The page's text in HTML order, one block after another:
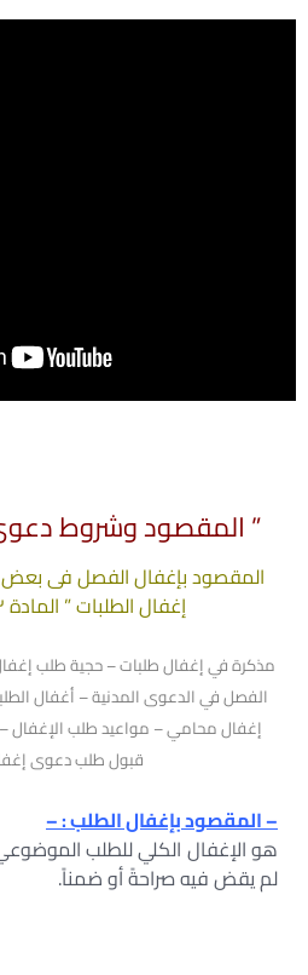
” المقصود وشروط
المقصود بإغفال الفصل فى بعض
إغفال الطلبات ” المادة ١٩٣ مرافعات “
مذكرة في إغفال طلبات – حجية طلب
الفصل في الدعوى المدنية – أغفال
قبول طلب دعوى
– المقصود بإغفال الطلب : –
هو الإغفال الكلي للطلب
لم يقض فيه صراحةً أو ضمناً.